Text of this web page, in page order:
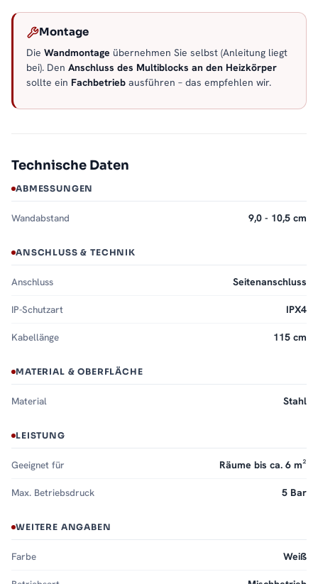
Montage
Die Wandmontage übernehmen Sie selbst (Anleitung liegt
bei). Den Anschluss des Multiblocks an den Heizkörper
sollte ein Fachbetrieb ausführen – das empfehlen wir.
Technische Daten
ABMESSUNGEN
Wandabstand 9,0 - 10,5 cm
ANSCHLUSS & TECHNIK
Anschluss Seitenanschluss
IP-Schutzart IPX4
Kabellänge 115 cm
MATERIAL & OBERFLÄCHE
Material Stahl
LEISTUNG
Geeignet für Räume bis ca. 6 m²
Max. Betriebsdruck 5 Bar
WEITERE ANGABEN
Farbe Weiß